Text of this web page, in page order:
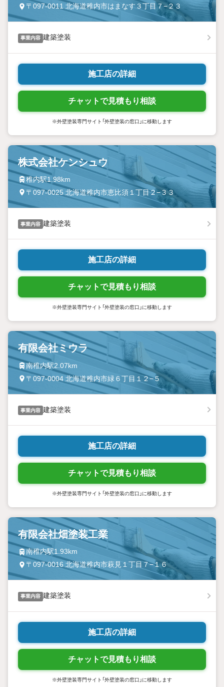
〒097-0011 北海道稚内市はまなす３丁目７−２３
事業内容 建築塗装
施工店の詳細
チャットで見積もり相談
※外壁塗装専門サイト「外壁塗装の窓口」に移動します
株式会社ケンシュウ
稚内駅1.98km
〒097-0025 北海道稚内市恵比須１丁目２−３３
事業内容 建築塗装
施工店の詳細
チャットで見積もり相談
※外壁塗装専門サイト「外壁塗装の窓口」に移動します
有限会社ミウラ
南稚内駅2.07km
〒097-0004 北海道稚内市緑６丁目１２−５
事業内容 建築塗装
施工店の詳細
チャットで見積もり相談
※外壁塗装専門サイト「外壁塗装の窓口」に移動します
有限会社畑塗装工業
南稚内駅1.93km
〒097-0016 北海道稚内市萩見１丁目７−１６
事業内容 建築塗装
施工店の詳細
チャットで見積もり相談
※外壁塗装専門サイト「外壁塗装の窓口」に移動します